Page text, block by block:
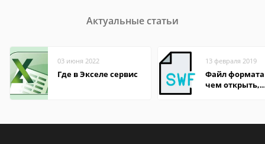
Актуальные статьи
03 июня 2022
Где в Экселе сервис
13 февраля 2019
Файл формата
чем открыть,